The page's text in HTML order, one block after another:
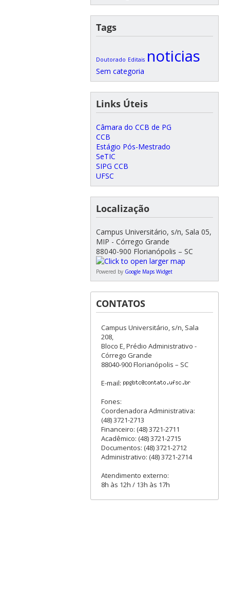
Tags
Doutorado Editais noticias
Sem categoria
Links Úteis
Câmara do CCB de PG
CCB
Estágio Pós-Mestrado
SeTIC
SIPG CCB
UFSC
Localização
Campus Universitário, s/n, Sala 05,
MIP - Córrego Grande
88040-900 Florianópolis – SC
Powered by Google Maps Widget
CONTATOS
Campus Universitário, s/n, Sala
208,
Bloco E, Prédio Administrativo -
Córrego Grande
88040-900 Florianópolis – SC
E-mail:
Fones:
Coordenadora Administrativa:
(48) 3721-2713
Financeiro: (48) 3721-2711
Acadêmico: (48) 3721-2715
Documentos: (48) 3721-2712
Administrativo: (48) 3721-2714
Atendimento externo:
8h às 12h / 13h às 17h